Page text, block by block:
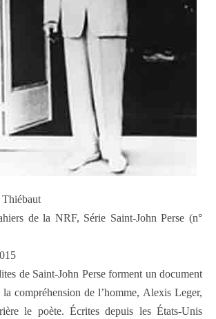
de la NRF, Série Saint-John Perse (n°
de Saint-John Perse forment un document
compréhension de l’homme, Alexis Leger,
le poète. Écrites depuis les États-Unis